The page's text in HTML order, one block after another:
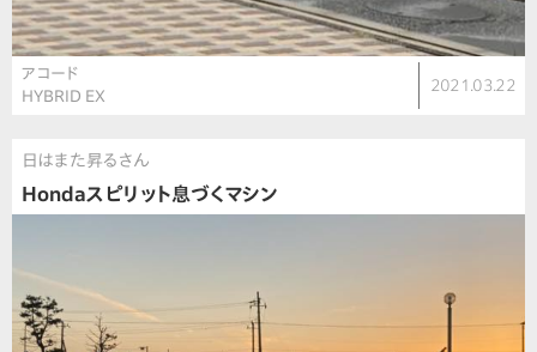
アコード
HYBRID EX
2021.03.22
日はまた昇るさん
Hondaスピリット息づくマシン